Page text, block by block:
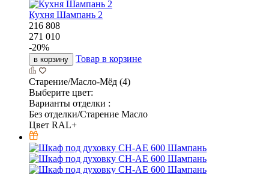
Кухня Шампань 2
216 808
271 010
-20%
в корзину Товар в корзине
Старение/Масло-Мёд (4)
Выберите цвет:
Варианты отделки :
Без отделки/Старение Масло
Цвет RAL+